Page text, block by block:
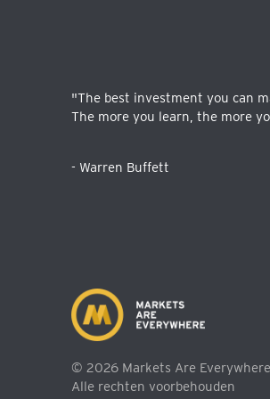
"The best investment you can
The more you learn, the more
- Warren Buffett
© 2026 Markets Are
Alle rechten voorbehouden